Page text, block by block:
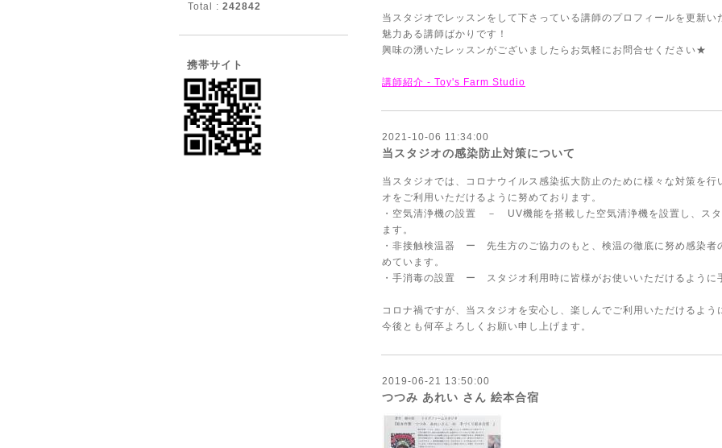
当スタジオでレッスンをして下さっている講師のプロフィールを更新い
魅力ある講師ばかりです！
興味の湧いたレッスンがございましたらお気軽にお問合せください★
講師紹介 - Toy's Farm Studio
2021-10-06 11:34:00
当スタジオの感染防止対策について
当スタジオでは、コロナウイルス感染拡大防止のために様々な対策を
オをご利用いただけるように努めております。
・空気清浄機の設置 － UV機能を搭載した空気清浄機を設置し、ス
ます。
・非接触検温器 ー 先生方のご協力のもと、検温の徹底に努め感染者
めています。
・手消毒の設置 ー スタジオ利用時に皆様がお使いいただけるように
コロナ禍ですが、当スタジオを安心し、楽しんでご利用いただけるよう
今後とも何卒よろしくお願い申し上げます。
2019-06-21 13:50:00
つつみ あれい さん 絵本合宿
Total : 242842
携帯サイト